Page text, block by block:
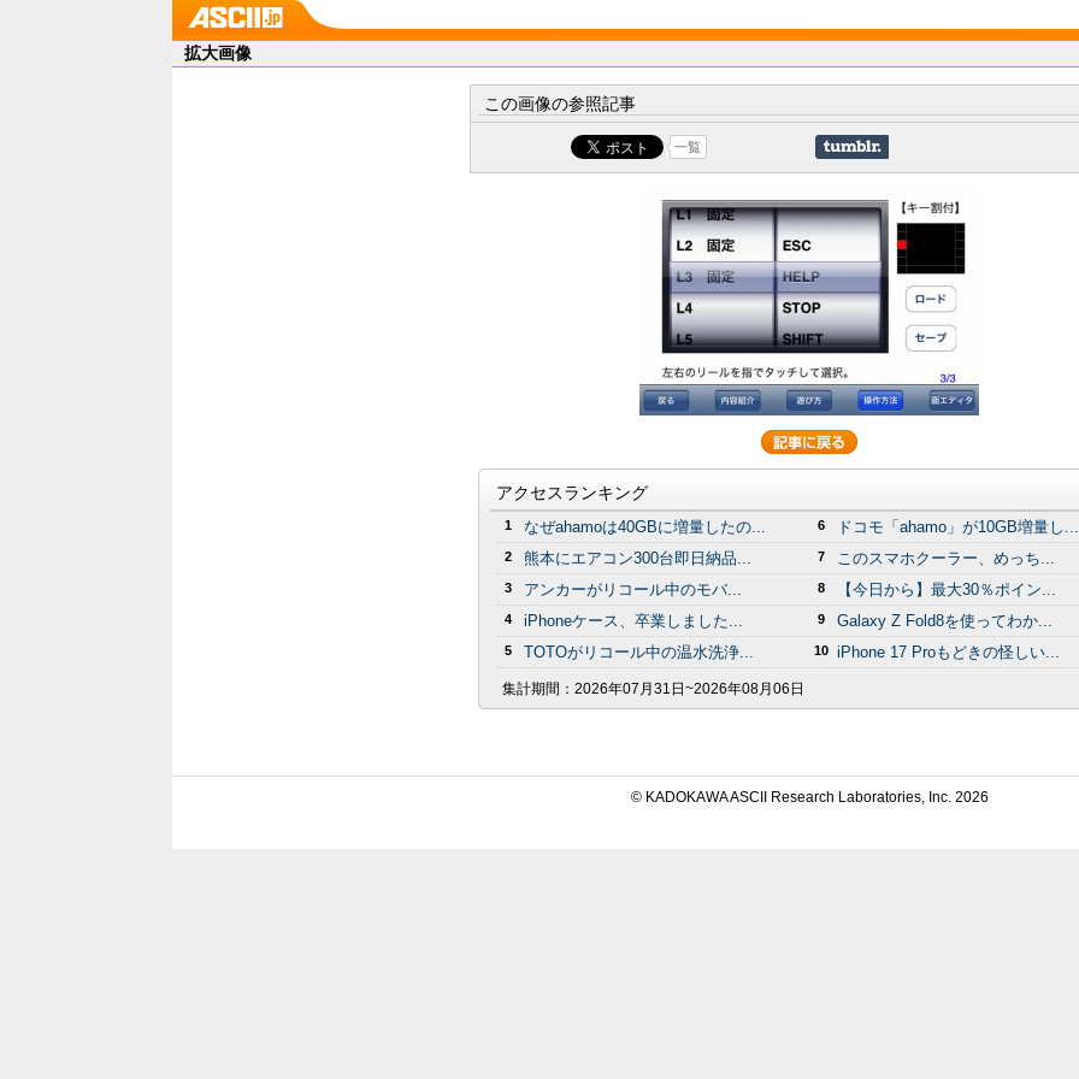
拡大画像
この画像の参照記事
一覧
アクセスランキング
1 なぜahamoは40GBに増量したの...
2 熊本にエアコン300台即日納品...
3 アンカーがリコール中のモバ...
4 iPhoneケース、卒業しました...
5 TOTOがリコール中の温水洗浄...
6 ドコモ「ahamo」が10GB増量し...
7 このスマホクーラー、めっち...
8 【今日から】最大30％ポイン...
9 Galaxy Z Fold8を使ってわか...
10 iPhone 17 Proもどきの怪しい...
集計期間： 2026年07月31日~2026年08月06日
© KADOKAWA ASCII Research Laboratories, Inc. 2026